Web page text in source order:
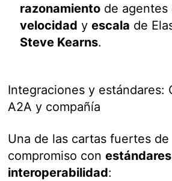
razonamiento de agentes
velocidad yescala de
Steve Kearns.
Integraciones y estándares:
A2A y compañía
Una de las cartas fuertes
compromiso con
interoperabilidad: